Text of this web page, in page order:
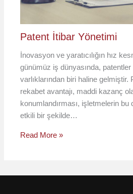
Patent İtibar Yönetimi
İnovasyon ve yaratıcılığın hız
günümüz iş dünyasında,
varlıklarından biri haline gelmiştir.
rekabet avantajı, maddi kazanç
konumlandırması, işletmelerin bu
etkili bir şekilde…
Read More »